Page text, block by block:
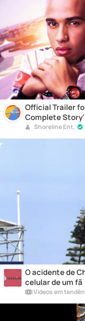
Official Trailer
Complete Story'
Shoreline Ent.
O acidente de
celular de um fã
Vídeos em